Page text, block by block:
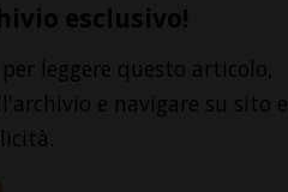
esclusivo!
per leggere questo articolo,
e navigare su sito e